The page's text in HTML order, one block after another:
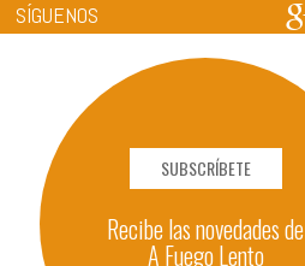
SÍGUENOS
SUBSCRÍBETE
Recibe las novedades de
A Fuego Lento